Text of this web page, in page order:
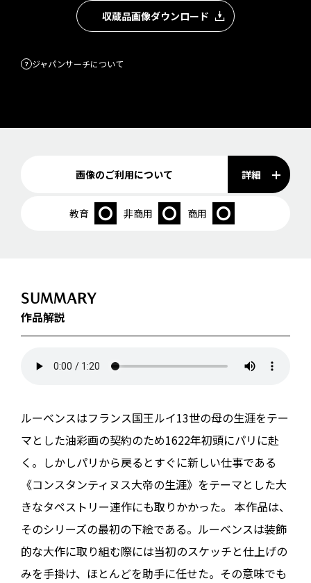
収蔵品画像ダウンロード
ジャパンサーチについて
画像のご利用について 詳細
教育 非商用 商用
SUMMARY
作品解説
ルーベンスはフランス国王ルイ13世の母の生涯をテー
マとした油彩画の契約のため1622年初頭にパリに赴
く。しかしパリから戻るとすぐに新しい仕事である
《コンスタンティヌス大帝の生涯》をテーマとした大
きなタペストリー連作にも取りかかった。 本作品は、
そのシリーズの最初の下絵である。ルーベンスは装飾
的な大作に取り組む際には当初のスケッチと仕上げの
みを手掛け、ほとんどを助手に任せた。その意味でも